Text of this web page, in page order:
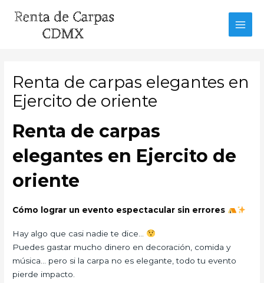
Renta de carpas elegantes en
Ejercito de oriente
Renta de carpas
elegantes en Ejercito de
oriente
Cómo lograr un evento espectacular sin errores
Hay algo que casi nadie te dice…
Puedes gastar mucho dinero en decoración, comida y
música… pero si la carpa no es elegante, todo tu evento
pierde impacto.